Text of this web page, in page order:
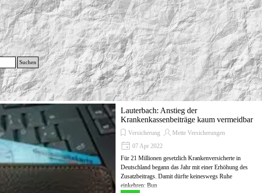
Suchen
Menü überspringen
Lauterbach: Anstieg der
Krankenkassenbeiträge kaum vermeidbar
Versicherung
Mette Versicherungen
07 Apr 2022
Für 21 Millionen gesetzlich Krankenversicherte in
Deutschland begann das Jahr mit einer Erhöhung des
Zusatzbeitrags. Damit dürfte keineswegs Ruhe
einkehren: Bun